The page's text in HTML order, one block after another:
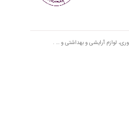
لوازم آرایشی و بهداشتی و … .